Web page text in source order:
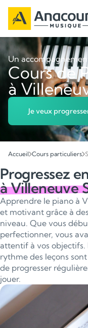
Un
Cours de
à
Je veux
Accueil Cours particuliers
Progressez
à Villeneuve
Apprendre le piano à
et motivant grâce à
niveau. Que vous
perfectionner, vous
attentif à vos objectifs.
rythme des leçons
de progresser
jouer.